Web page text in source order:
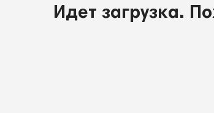
Идет загрузка.